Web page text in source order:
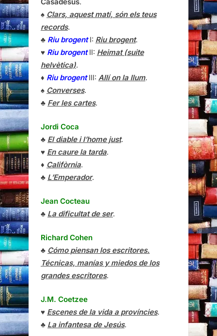
Casadesús.
♠ Clars, aquest matí, són els teus
records.
♣ Riu brogentI: Riu brogent.
♥ Riu brogentII: Heimat (suite
helvètica).
♦ Riu brogentIII: Allí on la llum.
♠ Converses.
♣ Fer les cartes.
Jordi Coca
♣ El diable i l’home just.
♥ En caure la tarda.
♦ Califòrnia.
♣ L’Emperador.
Jean Cocteau
♣ La dificultat de ser.
Richard Cohen
♣ Cómo piensan los escritores.
Técnicas, manías y miedos de los
grandes escritores.
J.M. Coetzee
♥ Escenes de la vida a províncies.
♣ La infantesa de Jesús.